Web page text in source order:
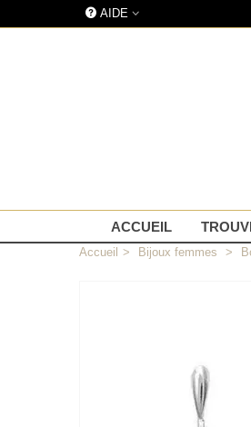
AIDE
ACCUEIL
Accueil > Bijoux femmes >